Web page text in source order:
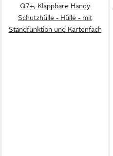
Q7+, Klappbare Handy
Schutzhülle - Hülle - mit
Standfunktion und Kartenfach